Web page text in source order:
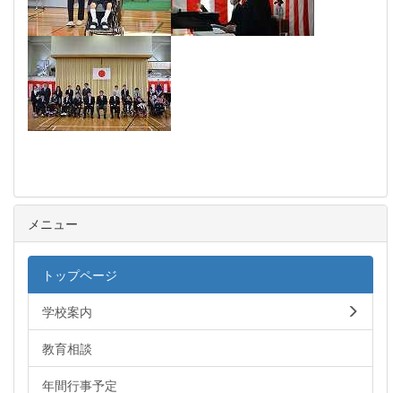
メニュー
トップページ
学校案内
教育相談
年間行事予定